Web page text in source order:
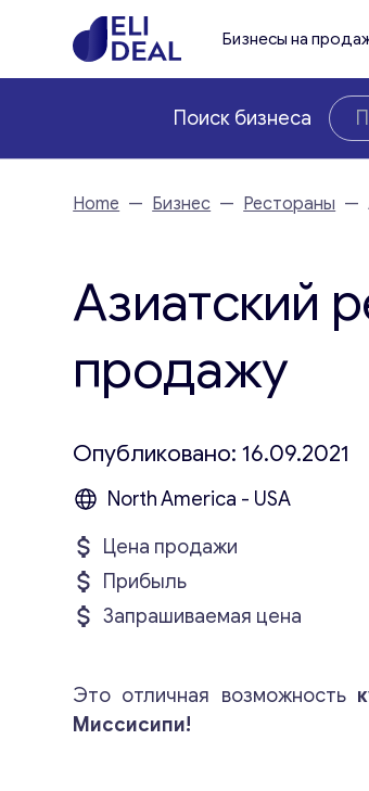
Бизнесы на
Поиск бизнеса
Home — Бизнес — Рестораны —
Азиатский
продажу
Опубликовано: 16.09.2021
North America - USA
Цена продажи
Прибыль
Запрашиваемая цена
Это отличная возможность
Миссисипи!